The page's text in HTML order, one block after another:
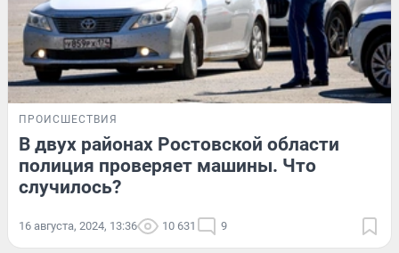
ПРОИСШЕСТВИЯ
В двух районах Ростовской области
полиция проверяет машины. Что
случилось?
16 августа, 2024, 13:36 10 631 9